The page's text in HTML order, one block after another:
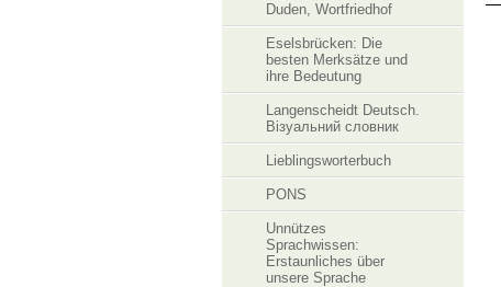
Duden, Wortfriedhof
Eselsbrücken: Die
besten Merksätze und
ihre Bedeutung
Langenscheidt Deutsch.
Візуальний словник
Lieblingsworterbuch
PONS
Unnützes
Sprachwissen:
Erstaunliches über
unsere Sprache